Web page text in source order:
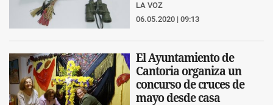
LA VOZ
06.05.2020 | 09:13
El Ayuntamiento de
Cantoria organiza un
concurso de cruces de
mayo desde casa